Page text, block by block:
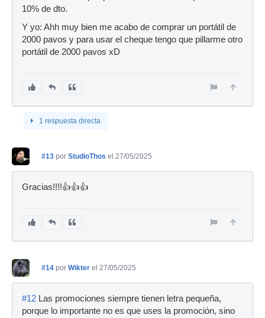
10% de dto.
Y yo: Ahh muy bien me acabo de comprar un portátil de
2000 pavos y para usar el cheque tengo que pillarme otro
portátil de 2000 pavos xD
1 respuesta directa
#13 por StudioThos el 27/05/2025
Gracias!!!!👍👍👍
#14 por Wikter el 27/05/2025
#12 Las promociones siempre tienen letra pequeña,
porque lo importante no es que uses la promoción, sino